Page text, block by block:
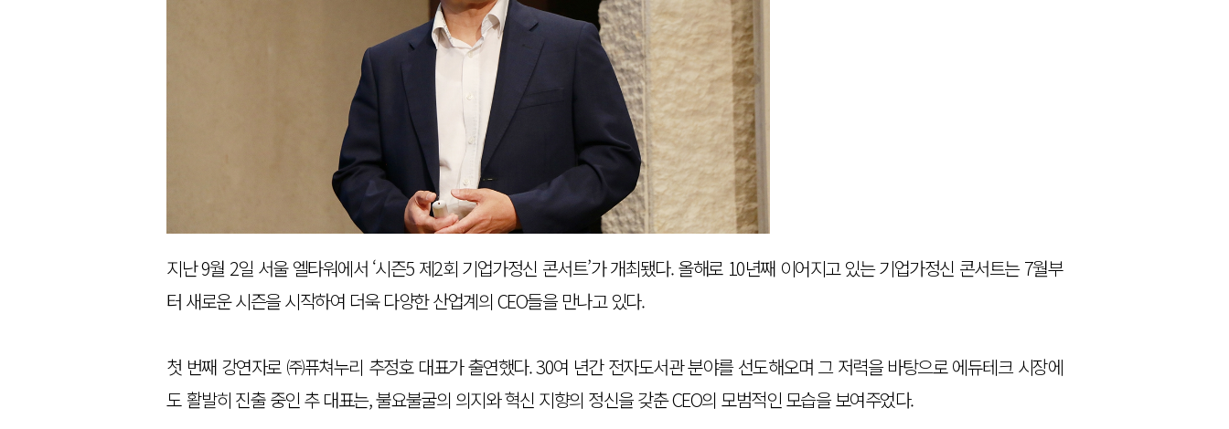
지난 9월 2일 서울 엘타워에서 ‘시즌5 제2회 기업가정신 콘서트’가 개최됐다. 올해로 10년째 이어지고 있는 기업가정신 콘서트는 7월부
터 새로운 시즌을 시작하여 더욱 다양한 산업계의 CEO들을 만나고 있다.
첫 번째 강연자로 ㈜퓨쳐누리 추정호 대표가 출연했다. 30여 년간 전자도서관 분야를 선도해오며 그 저력을 바탕으로 에듀테크 시장에
도 활발히 진출 중인 추 대표는, 불요불굴의 의지와 혁신 지향의 정신을 갖춘 CEO의 모범적인 모습을 보여주었다.